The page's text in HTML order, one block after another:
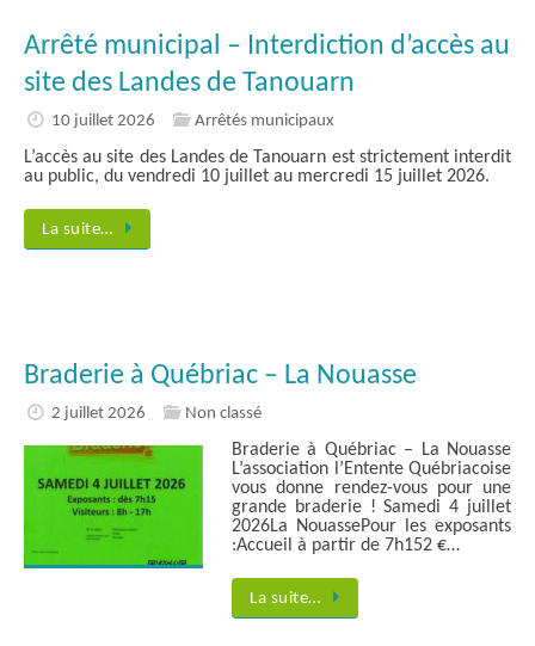
Arrêté municipal – Interdiction d’accès au
site des Landes de Tanouarn
10 juillet 2026 Arrêtés municipaux
L’accès au site des Landes de Tanouarn est strictement interdit
au public, du vendredi 10 juillet au mercredi 15 juillet 2026.
La suite…
Braderie à Québriac – La Nouasse
2 juillet 2026 Non classé
Braderie à Québriac – La Nouasse
L’association l’Entente Québriacoise
vous donne rendez-vous pour une
grande braderie ! Samedi 4 juillet
2026La NouassePour les exposants
:Accueil à partir de 7h152 €…
La suite…